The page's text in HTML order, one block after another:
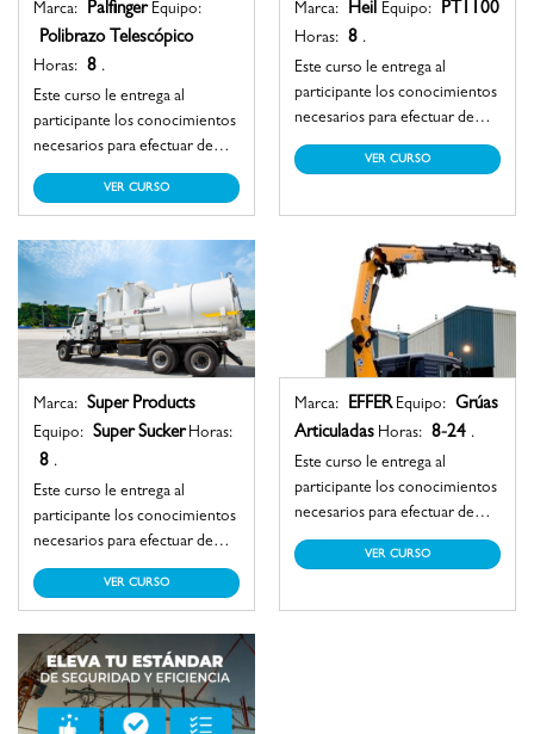
Marca: Palfinger Equipo:
Polibrazo Telescópico
Horas: 8 .
Este curso le entrega al
participante los conocimientos
necesarios para efectuar de
manera segura la operación de
un equipo polibrazo
destrezas imprescindibles para
la manipulación de múltiples
accesorios con este equipo.
VER CURSO
Marca: Heil Equipo: PT1100
Horas: 8 .
Este curso le entrega al
participante los conocimientos
necesarios para efectuar de
manera segura la operación de
un equipo recolector de
destrezas imprescindibles para
la recopilación y disposición de
residuos domiciliarios.
VER CURSO
Marca: Super Products
Equipo: Super SuckerHoras:
8 .
Este curso le entrega al
participante los conocimientos
necesarios para efectuar de
manera segura la operación de
un equipo cargador por vacío,
imprescindibles para recopilar,
verter y/o depositar productos
en estados sólidos, líquidos y
en suspensión.
VER CURSO
Marca: EFFEREquipo:
Grúas
ArticuladasHoras: 8-24 .
Este curso le entrega al
participante los conocimientos
necesarios para efectuar de
manera segura la operación de
un equipo de chorro de agua a
las destrezas imprescindibles
VER CURSO